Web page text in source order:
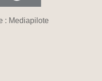
: Mediapilote